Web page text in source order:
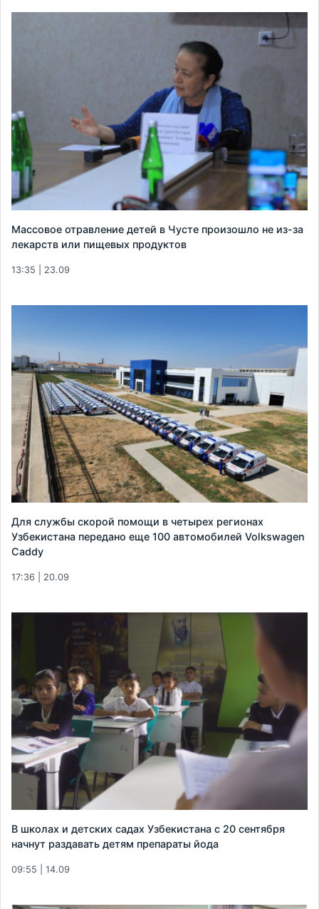
Массовое отравление детей в Чусте произошло не из-за
лекарств или пищевых продуктов
13:35 | 23.09
Для службы скорой помощи в четырех регионах
Узбекистана передано еще 100 автомобилей Volkswagen
Caddy
17:36 | 20.09
В школах и детских садах Узбекистана с 20 сентября
начнут раздавать детям препараты йода
09:55 | 14.09